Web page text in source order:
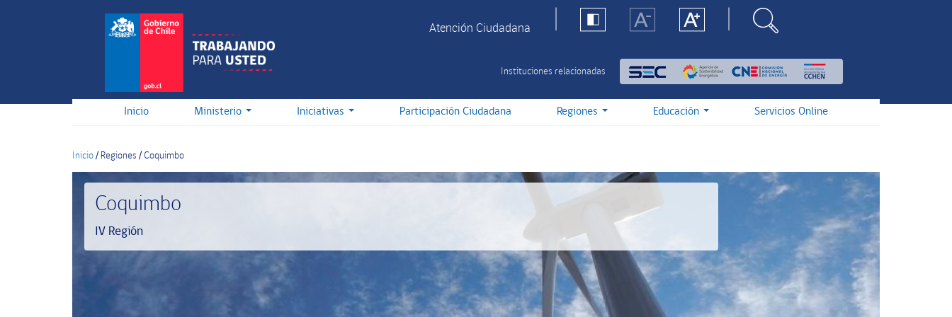
Atención Ciudadana
Instituciones relacionadas
Inicio Ministerio Iniciativas Participación Ciudadana Regiones Educación Servicios Online
Inicio/ Regiones /Coquimbo
Coquimbo
IV Región